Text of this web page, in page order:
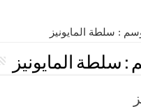
: سلطة المايونيز
: سلطة المايونيز